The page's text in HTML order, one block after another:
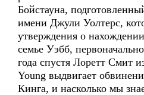
Бойстауна,
имени Джули Уолтерс,
утверждения о
семье Уэбб,
года спустя Лоретт Смит
Young выдвигает
Кинга, и насколько мы